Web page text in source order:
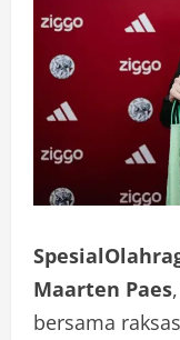
Maarten Paes
bersama